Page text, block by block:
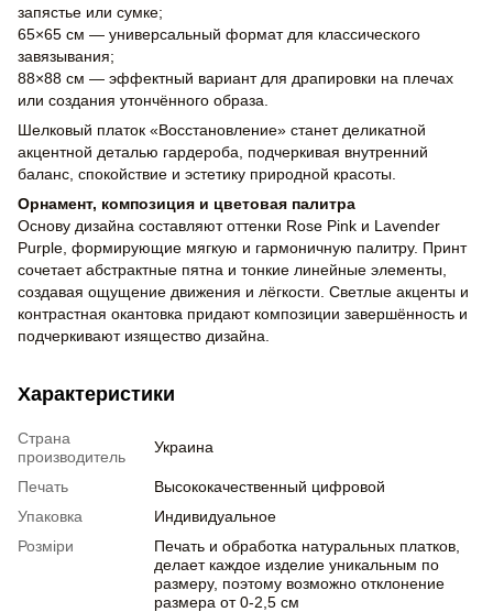
запястье или сумке;
65×65 см — универсальный формат для классического
завязывания;
88×88 см — эффектный вариант для драпировки на плечах
или создания утончённого образа.
Шелковый платок «Восстановление» станет деликатной
акцентной деталью гардероба, подчеркивая внутренний
баланс, спокойствие и эстетику природной красоты.
Орнамент, композиция и цветовая палитра
Основу дизайна составляют оттенки Rose Pink и Lavender
Purple, формирующие мягкую и гармоничную палитру. Принт
сочетает абстрактные пятна и тонкие линейные элементы,
создавая ощущение движения и лёгкости. Светлые акценты и
контрастная окантовка придают композиции завершённость и
подчеркивают изящество дизайна.
Характеристики
Страна
производитель
Украина
Печать
Высококачественный цифровой
Упаковка
Индивидуальное
Розміри
Печать и обработка натуральных платков,
делает каждое изделие уникальным по
размеру, поэтому возможно отклонение
размера от 0-2,5 см